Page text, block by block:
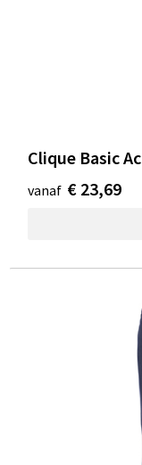
Clique Basic
vanaf € 23,69